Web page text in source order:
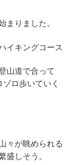
まりました。
山道で合って
ロ歩いていく
々が眺められる
盛しそう。